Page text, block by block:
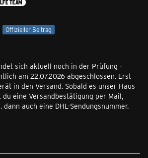
TEAM
Offizieller Beitrag
sich aktuell noch in der Prüfung -
am 22.07.2026 abgeschlossen. Erst
in den Versand. Sobald es unser Haus
eine Versandbestätigung per Mail,
auch eine DHL-Sendungsnummer.